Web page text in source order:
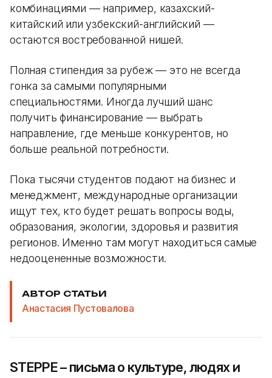
комбинациями — например, казахский-
китайский или узбекский-английский —
остаются востребованной нишей.
Полная стипендия за рубеж — это не всегда
гонка за самыми популярными
специальностями. Иногда лучший шанс
получить финансирование — выбрать
направление, где меньше конкурентов, но
больше реальной потребности.
Пока тысячи студентов подают на бизнес и
менеджмент, международные организации
ищут тех, кто будет решать вопросы воды,
образования, экологии, здоровья и развития
регионов. Именно там могут находиться самые
недооцененные возможности.
АВТОР СТАТЬИ
Анастасия Пустовалова
STEPPE – письма о культуре, людях и